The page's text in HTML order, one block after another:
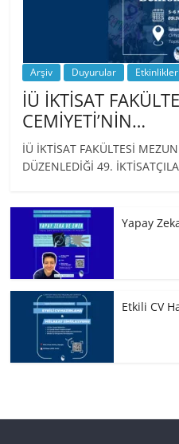
Arşiv Duyurular Etkinlikler
İÜ İKTİSAT
CEMİYETİ’NİN…
İÜ İKTİSAT FAKÜLTESİ
DÜZENLEDİĞİ 49.
Yapay
Etkili CV